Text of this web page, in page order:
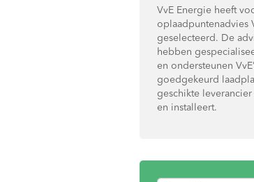
VvE Energie heeft
oplaadpuntenadvies
geselecteerd. De
hebben
en ondersteunen
goedgekeurd
geschikte
en installeert.